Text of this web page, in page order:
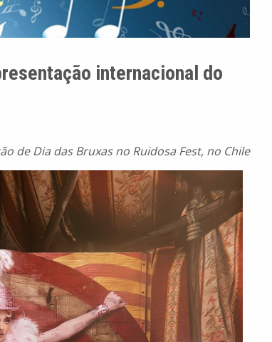
internacional do
de Dia das Bruxas no Ruidosa Fest, no Chile